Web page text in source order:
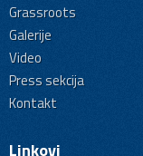
Grassroots
Galerije
Video
Press sekcija
Kontakt
Linkovi